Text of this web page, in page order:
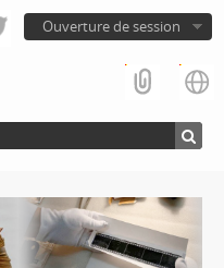
Ouverture de session